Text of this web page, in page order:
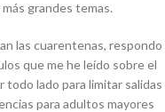
grandes temas.
las cuarentenas, respondo
que me he leído sobre el
todo lado para limitar salidas
para adultos mayores